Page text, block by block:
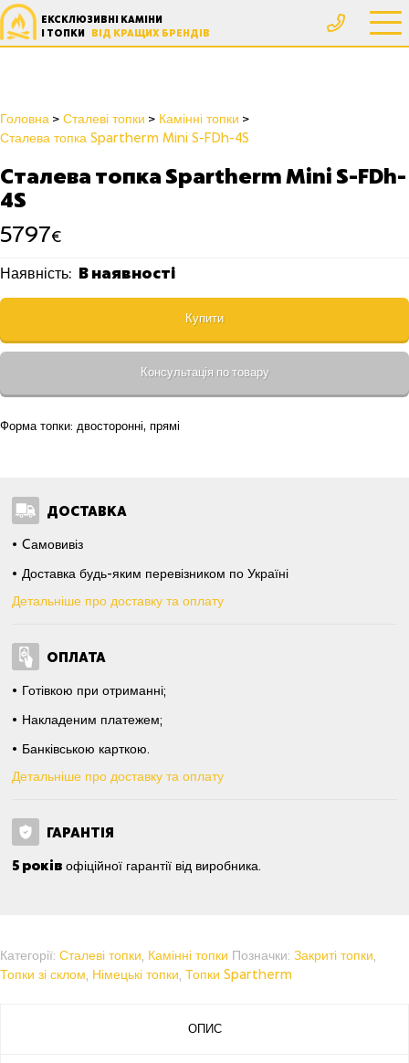
ЕКСКЛЮЗИВНІ КАМІНИ
І ТОПКИ ВІД КРАЩИХ БРЕНДІВ
Головна Сталеві топки
Камінні топки
Сталева топка Spartherm Mini S-FDh-4S
Сталева топка Spartherm Mini S-FDh-
4S
5797€
Наявність: В наявності
Купити
Консультація по товару
Форма топки: двосторонні, прямі
ДОСТАВКА
Cамовивіз
Доставка будь-яким перевізником по Україні
Детальніше про доставку та оплату
ОПЛАТА
Готівкою при отриманні;
Накладеним платежем;
Банківською карткою.
Детальніше про доставку та оплату
ГАРАНТІЯ
5 років офіційної гарантії від виробника.
Категорії: Сталеві топки, Камінні топки Позначки: Закриті топки,
Топки зі склом, Німецькі топки, Топки Spartherm
ОПИС